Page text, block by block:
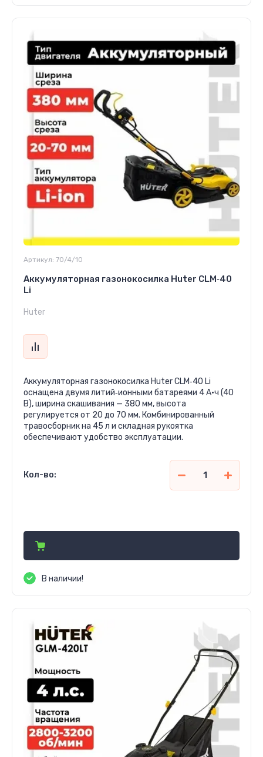
Артикул: 70/4/10
Аккумуляторная газонокосилка Huter CLM‑40
Li
Huter
Аккумуляторная газонокосилка Huter CLM‑40 Li
оснащена двумя литий‑ионными батареями 4 А·ч (40
В), ширина скашивания — 380 мм, высота
регулируется от 20 до 70 мм. Комбинированный
травосборник на 45 л и складная рукоятка
обеспечивают удобство эксплуатации.
Кол-во:
В наличии!